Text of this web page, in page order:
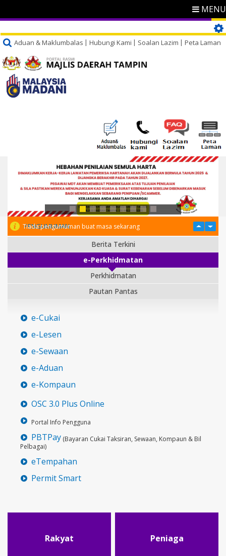
MENU
Aduan & Maklumbalas Hubungi Kami Soalan Lazim Peta Laman
PENGUMUMAN
Tiada pengumuman buat masa sekarang
Berita Terkini
e-Perkhidmatan
Perkhidmatan
Pautan Pantas
e-Cukai
e-Lesen
e-Sewaan
e-Aduan
e-Kompaun
OSC 3.0 Plus Online
Portal Info Pengguna
PBTPay (Bayaran Cukai Taksiran, Sewaan, Kompaun & Bil
Pelbagai)
eTempahan
Permit Smart
Rakyat Peniaga